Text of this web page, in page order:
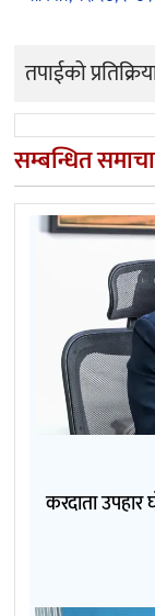
तपाईको
सम्बन्धित
करदाता